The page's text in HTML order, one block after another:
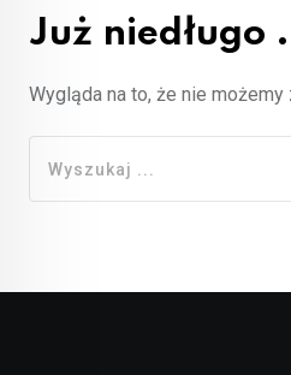
Już
Wygląda na to, że nie